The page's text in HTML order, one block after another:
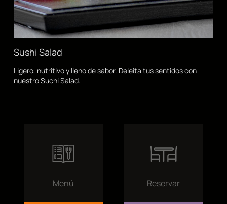
Sushi Salad
Ligero, nutritivo y lleno de sabor. Deleita tus sentidos con
nuestro Suchi Salad.
Menú Reservar